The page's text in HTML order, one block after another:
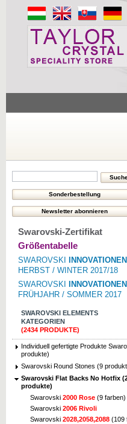
Swarovski-Zertifikat
Größentabelle
SWAROVSKI
INNOVATIONEN
HERBST / WINTER 2017/18
SWAROVSKI
INNOVATIONEN
FRÜHJAHR / SOMMER 2017
SWAROVSKI ELEMENTS
KATEGORIEN
(2434 PRODUKTE)
Individuell gefertigte Produkte
produkte)
Swarovski Round Stones (9
Swarovski Flat Backs No Hotfix
produkte)
Swarovski 2000 Rose (9 farben)
Swarovski 2006 Rivoli
Swarovski 2028,2058,2088 (109